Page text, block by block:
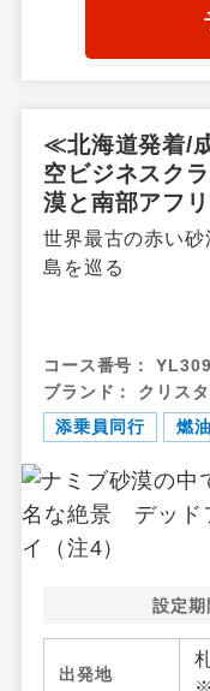
≪北海道発着/
空ビジネスク
漠と南部アフ
世界最古の赤い
島を巡る
コース番号：
ブランド：
クリス
添乗員同行
燃
設定期
出発地